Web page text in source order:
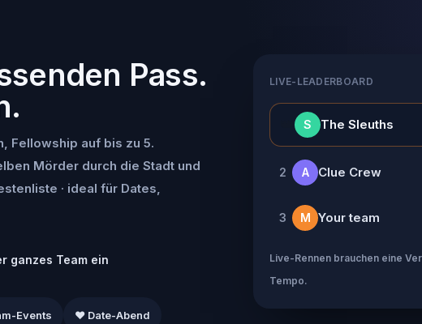
Pass.
Fellowship auf bis zu 5.
Mörder durch die Stadt und
· ideal für Dates,
ganzes Team ein
Events ❤️ Date-Abend
LIVE-LEADERBOARD
S The Sleuths
2 A Clue Crew
3 M Your team
Live-Rennen brauchen eine
Tempo.